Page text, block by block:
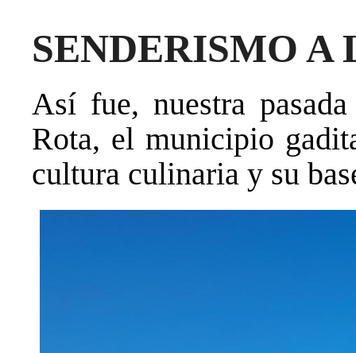
SENDERISMO A
Así fue, nuestra
Rota, el municipio
cultura culinaria y su